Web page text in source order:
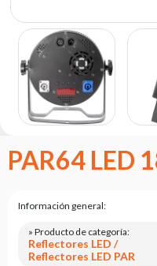
Portfolio
Acerca
de la
marca
flash
Estatuto
Contacto
Solicitud
servicio
Devolución
PAR64 LED
Información general:
» Producto de categoría:
Reflectores LED /
Reflectores LED PAR